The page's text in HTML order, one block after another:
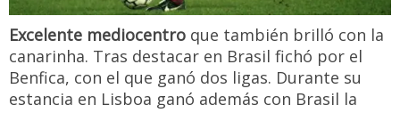
Excelente mediocentro que también brilló con la
canarinha. Tras destacar en Brasil fichó por el
Benfica, con el que ganó dos ligas. Durante su
estancia en Lisboa ganó además con Brasil la